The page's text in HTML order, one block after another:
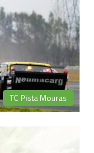
TC Pista Mouras